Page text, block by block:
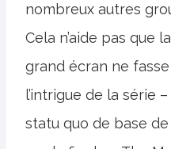
nombreux autres
Cela n’aide pas que
grand écran ne
l’intrigue de la série
statu quo de base